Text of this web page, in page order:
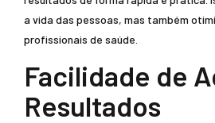
a vida das pessoas, mas também
profissionais de saúde.
Facilidade de
Resultados